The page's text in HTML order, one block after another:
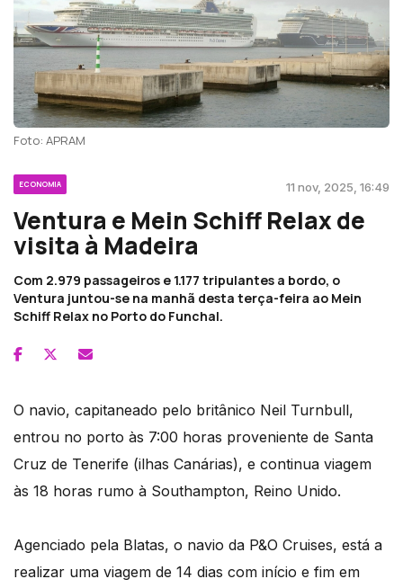
Foto: APRAM
ECONOMIA 11 nov, 2025, 16:49
Ventura e Mein Schiff Relax de
visita à Madeira
Com 2.979 passageiros e 1.177 tripulantes a bordo, o
Ventura juntou-se na manhã desta terça-feira ao Mein
Schiff Relax no Porto do Funchal.
O navio, capitaneado pelo britânico Neil Turnbull,
entrou no porto às 7:00 horas proveniente de Santa
Cruz de Tenerife (ilhas Canárias), e continua viagem
às 18 horas rumo à Southampton, Reino Unido.
Agenciado pela Blatas, o navio da P&O Cruises, está a
realizar uma viagem de 14 dias com início e fim em